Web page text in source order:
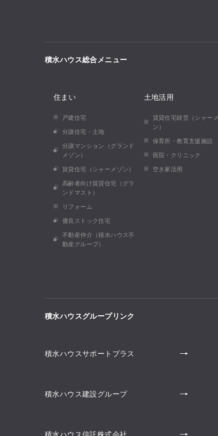
積水ハウス総合メニュー
住まい
戸建住宅
分譲住宅・土地
分譲マンション（グランド
メゾン）
賃貸住宅（シャーメゾン）
高齢者向け賃貸住宅（グラ
ンドマスト）
リフォーム
優良ストック住宅
不動産仲介（積水ハウス不
動産グループ）
土地活用
賃貸住宅経営（シャー
ン）
保育所・教育支援施設
医院・クリニック
空き家活用
積水ハウスグループリンク
積水ハウスサポートプラス
積水ハウス建設グループ